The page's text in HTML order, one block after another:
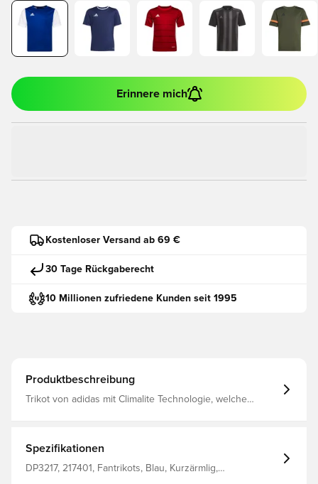
Erinnere mich
Kostenloser Versand ab 69 €
30 Tage Rückgaberecht
10 Millionen zufriedene Kunden seit 1995
Produktbeschreibung
Trikot von adidas mit Climalite Technologie, welche
recyceltem Polyester
Spezifikationen
DP3217, 217401, Fantrikots, Blau, Kurzärmlig,